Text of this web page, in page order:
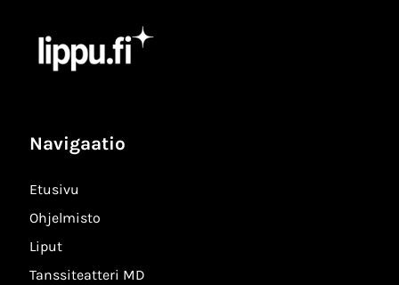
Navigaatio
Etusivu
Ohjelmisto
Liput
Tanssiteatteri MD